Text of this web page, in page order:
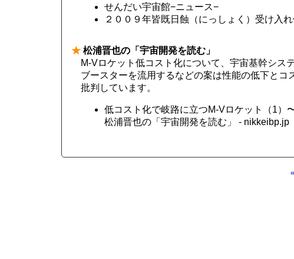
せんだい宇宙館−ニュース−
２００９年皆既日蝕（にっしょく）受け入
★ 松浦晋也の「宇宙開発を読む」
M-Vロケット低コスト化について、宇宙基幹シス
ブースターを流用するなどの案は性能の低下とコ
批判しています。
低コスト化で岐路に立つM-Vロケット（1）
松浦晋也の「宇宙開発を読む」 - nikkeibp.jp